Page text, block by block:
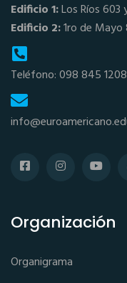
Edificio 1:Los Ríos 603
Edificio 2:1ro de Mayo
Teléfono: 098 845 1208
Organización
Organigrama